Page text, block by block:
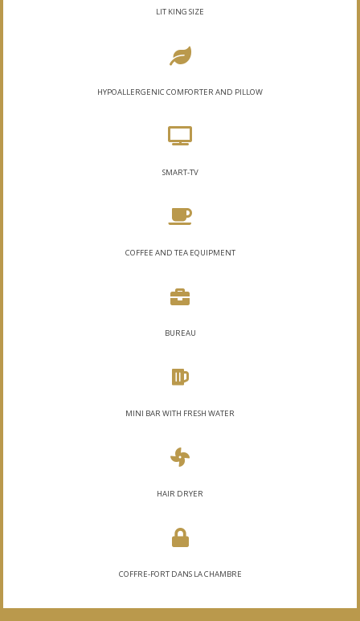
LIT KING SIZE
HYPOALLERGENIC COMFORTER AND PILLOW
SMART-TV
COFFEE AND TEA EQUIPMENT
BUREAU
MINI BAR WITH FRESH WATER
HAIR DRYER
COFFRE-FORT DANS LA CHAMBRE